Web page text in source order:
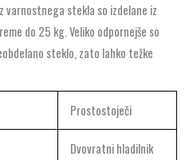
varnostnega stekla so izdelane iz
do 25 kg. Veliko odpornejše so
steklo, zato lahko težke
Prostostoječi
Dvovratni hladilnik